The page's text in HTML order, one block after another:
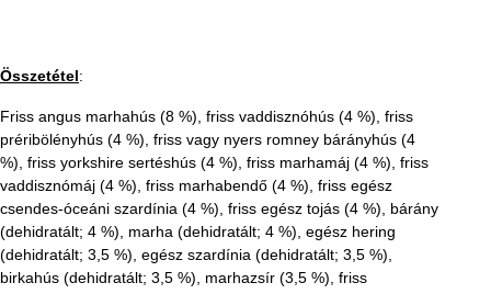
Összetétel:
Friss angus marhahús (8 %), friss vaddisznóhús (4 %), friss
préribölényhús (4 %), friss vagy nyers romney bárányhús (4
%), friss yorkshire sertéshús (4 %), friss marhamáj (4 %), friss
vaddisznómáj (4 %), friss marhabendő (4 %), friss egész
csendes-óceáni szardínia (4 %), friss egész tojás (4 %), bárány
(dehidratált; 4 %), marha (dehidratált; 4 %), egész hering
(dehidratált; 3,5 %), egész szardínia (dehidratált; 3,5 %),
birkahús (dehidratált; 3,5 %), marhazsír (3,5 %), friss